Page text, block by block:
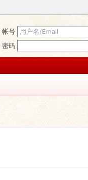
帐号
密码